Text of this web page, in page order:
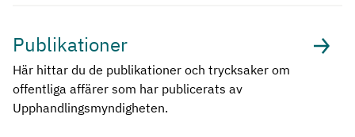
Publikationer
Här hittar du de publikationer och trycksaker om
offentliga affärer som har publicerats av
Upphandlingsmyndigheten.